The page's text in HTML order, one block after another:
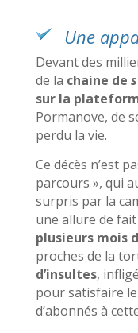
Une
Devant des
de la chaine de
sur la
Pormanove, de
perdu la vie.
Ce décès n’est
parcours », qui
surpris par la
une allure de
plusieurs mois
proches de la
d’insultes,
pour satisfaire
d’abonnés à